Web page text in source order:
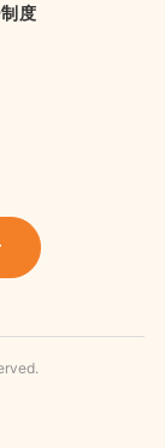
度